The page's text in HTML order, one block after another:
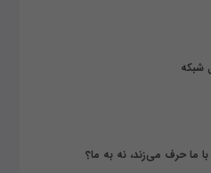
شبکه
ما حرف می‌زند، نه به ما؟